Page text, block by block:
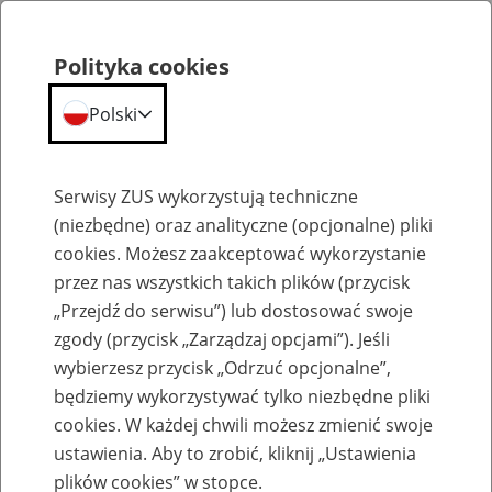
Emerytury
Baza zlikwidowanych lub
przekształconych zakładów pracy
Polityka cookies
Polski
Serwisy ZUS wykorzystują techniczne
(niezbędne) oraz analityczne (opcjonalne) pliki
cookies. Możesz zaakceptować wykorzystanie
przez nas wszystkich takich plików (przycisk
„Przejdź do serwisu”) lub dostosować swoje
zgody (przycisk „Zarządzaj opcjami”). Jeśli
wybierzesz przycisk „Odrzuć opcjonalne”,
będziemy wykorzystywać tylko niezbędne pliki
cookies. W każdej chwili możesz zmienić swoje
ustawienia. Aby to zrobić, kliknij „Ustawienia
plików cookies” w stopce.